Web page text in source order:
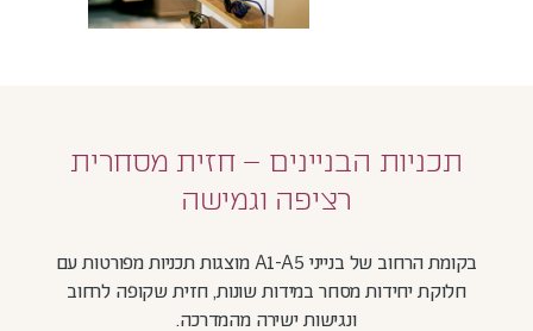
תכניות הבניינים – חזית מסחרית
רציפה וגמישה
בקומת הרחוב של בנייני A1-A5 מוצגות תכניות מפורטות עם
חלוקת יחידות מסחר במידות שונות, חזית שקופה לרחוב
ונגישות ישירה מהמדרכה.